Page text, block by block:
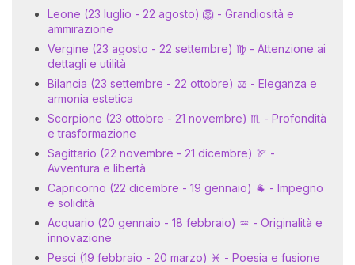
Leone (23 luglio - 22 agosto) 🦁 - Grandiosità e
ammirazione
Vergine (23 agosto - 22 settembre) ♍ - Attenzione ai
dettagli e utilità
Bilancia (23 settembre - 22 ottobre) ⚖️ - Eleganza e
armonia estetica
Scorpione (23 ottobre - 21 novembre) ♏ - Profondità
e trasformazione
Sagittario (22 novembre - 21 dicembre) 🏹 -
Avventura e libertà
Capricorno (22 dicembre - 19 gennaio) 🐐 - Impegno
e solidità
Acquario (20 gennaio - 18 febbraio) ♒ - Originalità e
innovazione
Pesci (19 febbraio - 20 marzo) ♓ - Poesia e fusione